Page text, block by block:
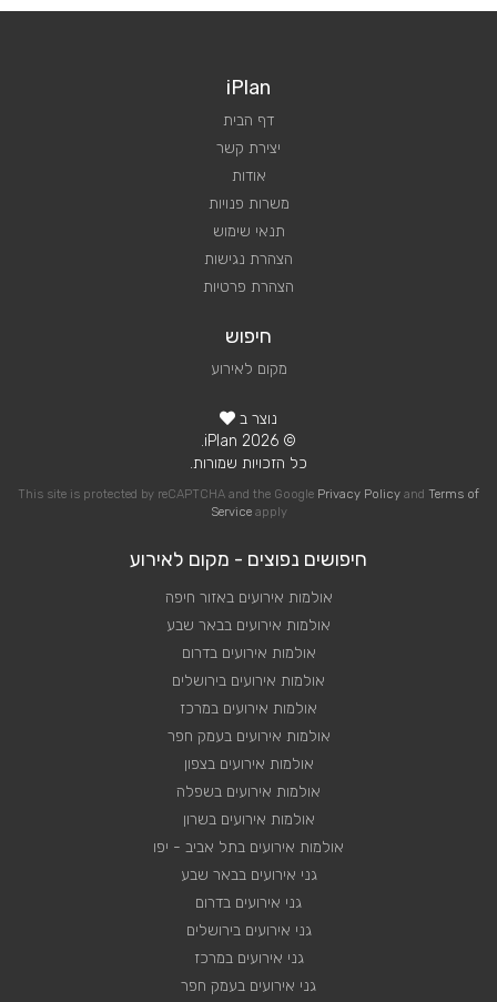
iPlan
דף הבית
יצירת קשר
אודות
משרות פנויות
תנאי שימוש
הצהרת נגישות
הצהרת פרטיות
חיפוש
מקום לאירוע
נוצר ב
© 2026 iPlan.
כל הזכויות שמורות.
This site is protected by reCAPTCHA and the Google Privacy Policy and Terms of
Serviceapply
חיפושים נפוצים - מקום לאירוע
אולמות אירועים באזור חיפה
אולמות אירועים בבאר שבע
אולמות אירועים בדרום
אולמות אירועים בירושלים
אולמות אירועים במרכז
אולמות אירועים בעמק חפר
אולמות אירועים בצפון
אולמות אירועים בשפלה
אולמות אירועים בשרון
אולמות אירועים בתל אביב - יפו
גני אירועים בבאר שבע
גני אירועים בדרום
גני אירועים בירושלים
גני אירועים במרכז
גני אירועים בעמק חפר